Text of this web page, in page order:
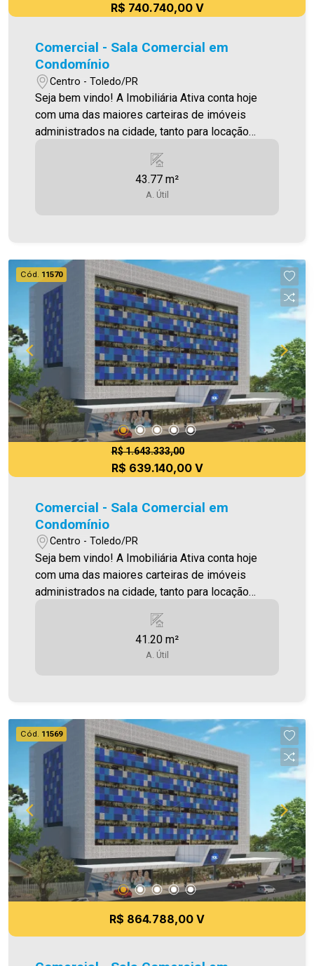
R$ 740.740,00 V
Comercial - Sala Comercial em
Condomínio
Centro - Toledo/PR
Seja bem vindo! A Imobiliária Ativa conta hoje
com uma das maiores carteiras de imóveis
administrados na cidade, tanto para locação
Medical Center , no Centro de Toledo ,área
.Projetado por profissionais da saúde para
integrar diversas especialidades e serviços em
um só endereço, seu conceito proporciona
praticidade e segurança para os pacientes e
possibilita economia . * Consultórios de 41m2 e
60m2 com possibilidade de junções * Áreas para
grandes clínicas * Lojas comerciais térreas *
Estacionamento rotativo * Recepção para cada
consultório * Banheiros nas áreas comuns
Aproveite essa oportunidade! Imobiliária Ativa,
sinta-se em casa!
43.77 m²
A. Útil
Cód. 11570
R$ 1.643.333,00
R$ 639.140,00 V
Comercial - Sala Comercial em
Condomínio
Centro - Toledo/PR
Seja bem vindo! A Imobiliária Ativa conta hoje
com uma das maiores carteiras de imóveis
administrados na cidade, tanto para locação
Medical Center , no Centro de Toledo ,área
.Projetado por profissionais da saúde para
integrar diversas especialidades e serviços em
um só endereço, seu conceito proporciona
praticidade e segurança para os pacientes e
possibilita economia . * Consultórios de 41m2 e
60m2 com possibilidade de junções * Áreas para
grandes clínicas * Lojas comerciais térreas *
Estacionamento rotativo * Recepção para cada
consultório * Banheiros nas áreas comuns
Aproveite essa oportunidade! Imobiliária Ativa,
sinta-se em casa!
41.20 m²
A. Útil
Cód. 11569
R$ 864.788,00 V